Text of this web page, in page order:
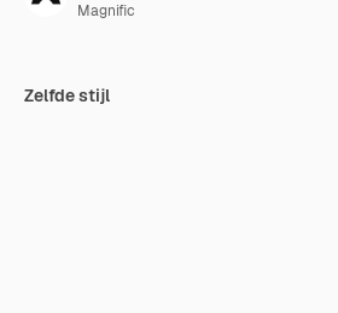
Magnific
Zelfde stijl